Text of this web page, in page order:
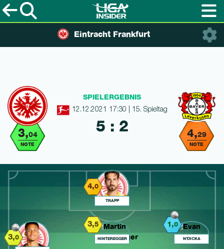
Eintracht Frankfurt
3,04
NOTE
4,29
NOTE
SPIELERGEBNIS
12.12.2021 17:30 | 15. Spieltag
5 : 2
4,0
TRAPP
3,0
3,5
HINTEREGGER
1,0
N'DICKA